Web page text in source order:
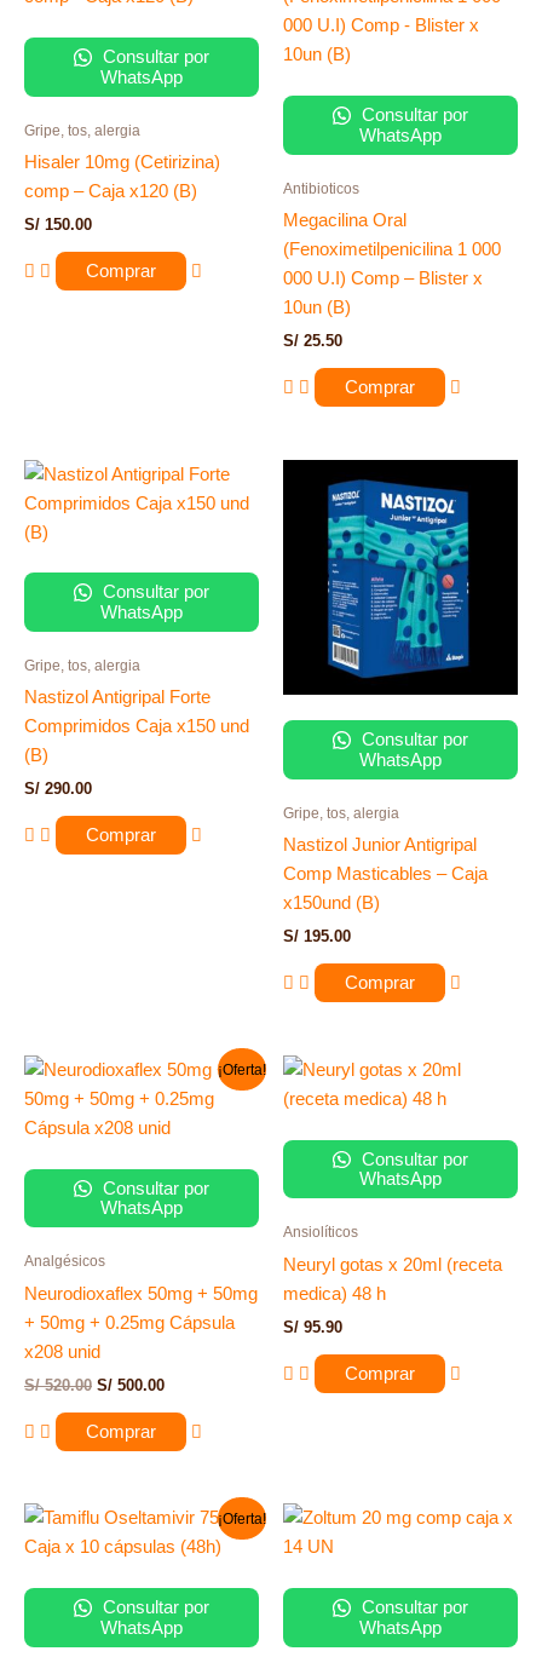
Consultar por
WhatsApp
Gripe, tos, alergia
Hisaler 10mg (Cetirizina)
comp – Caja x120 (B)
S/ 150.00
Comprar
Consultar por
WhatsApp
Antibioticos
Megacilina Oral
(Fenoximetilpenicilina 1 000
000 U.I) Comp – Blister x
10un (B)
S/ 25.50
Comprar
Consultar por
WhatsApp
Gripe, tos, alergia
Nastizol Antigripal Forte
Comprimidos Caja x150 und
(B)
S/ 290.00
Comprar
Consultar por
WhatsApp
Gripe, tos, alergia
Nastizol Junior Antigripal
Comp Masticables – Caja
x150und (B)
S/ 195.00
Comprar
¡Oferta!
Consultar por
WhatsApp
Analgésicos
Neurodioxaflex 50mg + 50mg
+ 50mg + 0.25mg Cápsula
x208 unid
S/520.00
El
original
era:
S/ 500.00
El
precio
actual
es:
Comprar
Consultar por
WhatsApp
Ansiolíticos
Neuryl gotas x 20ml (receta
medica) 48 h
S/ 95.90
Comprar
¡Oferta!
Consultar por
WhatsApp
El
original
El
actual
Consultar por
WhatsApp